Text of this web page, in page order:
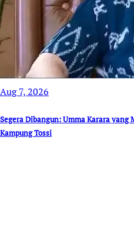
Aug 7, 2026
Segera Dibangun: Umma Karara
Kampung Tossi